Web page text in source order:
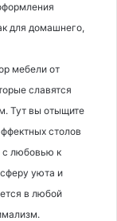
для домашнего,
мебели от
славятся
Тут вы отыщите
столов
с любовью к
уюта и
в любой